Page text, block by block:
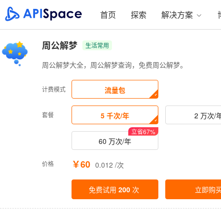
首页 探索 解决方案
周公解梦 生活常用
周公解梦大全，周公解梦查询，免费周公解梦。
计费模式 流量包
套餐 5 千次/年 2 万次/
60 万次/年
立省67%
价格 ￥60 0.012 /次
免费试用 200 次 立即购